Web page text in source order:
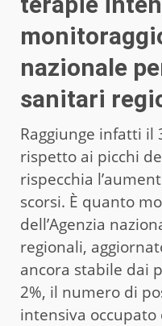
nazionale
sanitari
Raggiunge infatti il
rispetto ai picchi
rispecchia
scorsi. È quanto
dell’Agenzia
regionali,
ancora stabile dai
2%, il numero di
intensiva occupato